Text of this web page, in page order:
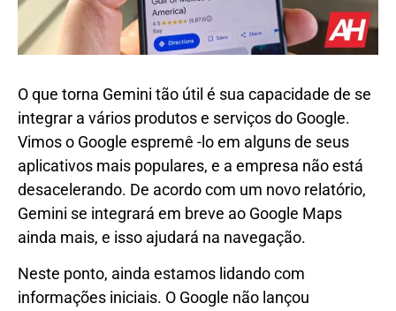
O que torna Gemini tão útil é sua capacidade de se
integrar a vários produtos e serviços do Google.
Vimos o Google espremê -lo em alguns de seus
aplicativos mais populares, e a empresa não está
desacelerando. De acordo com um novo relatório,
Gemini se integrará em breve ao Google Maps
ainda mais, e isso ajudará na navegação.
Neste ponto, ainda estamos lidando com
informações iniciais. O Google não lançou